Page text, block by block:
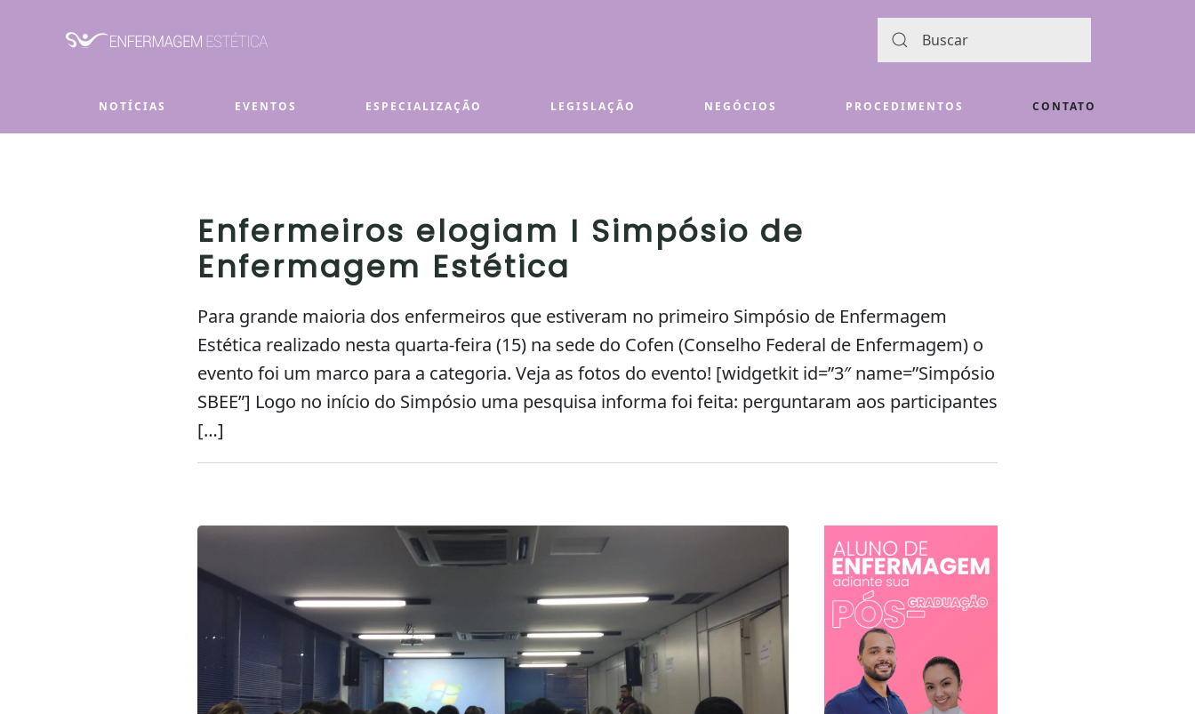
Skip to main content
NOTÍCIAS EVENTOS ESPECIALIZAÇÃO LEGISLAÇÃO NEGÓCIOS PROCEDIMENTOS CONTATO
Enfermeiros elogiam I Simpósio de
Enfermagem Estética
Para grande maioria dos enfermeiros que estiveram no primeiro Simpósio de Enfermagem
Estética realizado nesta quarta-feira (15) na sede do Cofen (Conselho Federal de Enfermagem) o
evento foi um marco para a categoria. Veja as fotos do evento! [widgetkit id=”3″ name=”Simpósio
SBEE”] Logo no início do Simpósio uma pesquisa informa foi feita: perguntaram aos participantes
[…]